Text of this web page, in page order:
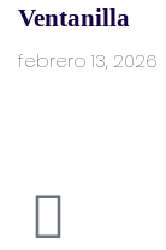
Ventanilla
febrero 13, 2026